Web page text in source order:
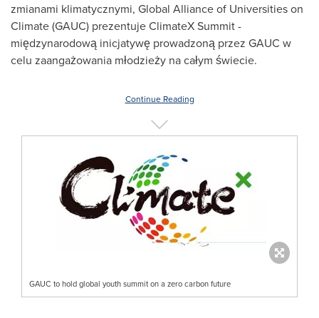
zmianami klimatycznymi, Global Alliance of Universities on
Climate (GAUC) prezentuje ClimateX Summit -
międzynarodową inicjatywę prowadzoną przez GAUC w
celu zaangażowania młodzieży na całym świecie.
Continue Reading
GAUC to hold global youth summit on a zero carbon future